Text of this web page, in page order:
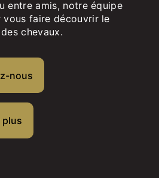
entre amis, notre équipe
faire découvrir le
chevaux.
plus
nous